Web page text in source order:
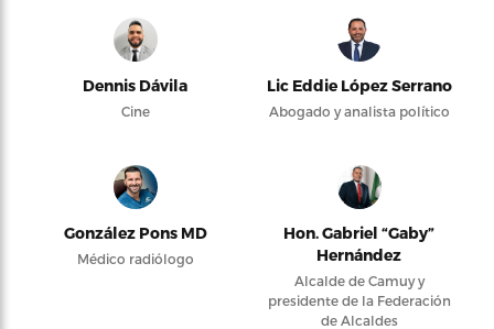
Dennis Dávila
Cine
Lic Eddie López Serrano
Abogado y analista político
González Pons MD
Médico radiólogo
Hon. Gabriel “Gaby”
Hernández
Alcalde de Camuy y
presidente de la Federación
de Alcaldes